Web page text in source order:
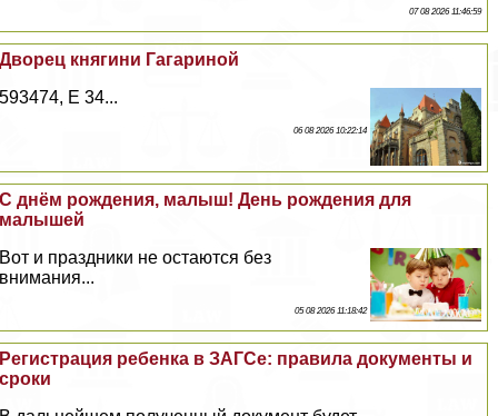
07 08 2026 11:46:59
Дворец княгини Гагариной
593474, E 34...
06 08 2026 10:22:14
С днём рождения, малыш! День рождения для
малышей
Вот и праздники не остаются без
внимания...
05 08 2026 11:18:42
Регистрация ребенка в ЗАГСе: правила документы и
сроки